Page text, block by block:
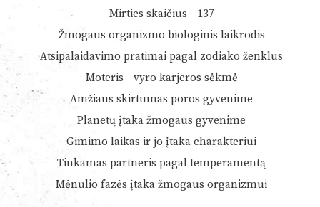
Mirties skaičius - 137
Žmogaus organizmo biologinis laikrodis
Atsipalaidavimo pratimai pagal zodiako ženklus
Moteris - vyro karjeros sėkmė
Amžiaus skirtumas poros gyvenime
Planetų įtaka žmogaus gyvenime
Gimimo laikas ir jo įtaka charakteriui
Tinkamas partneris pagal temperamentą
Mėnulio fazės įtaka žmogaus organizmui